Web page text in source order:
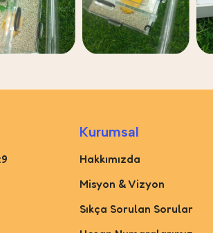
Kurumsal
Hakkımızda
Misyon & Vizyon
Sıkça Sorulan Sorular